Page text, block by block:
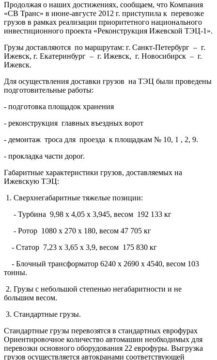
Продолжая о наших достижениях, сообщаем, что Компания
«СВ Транс» в июне-августе 2012 г. приступила к перевозке
грузов в рамках реализации приоритетного национального
инвестиционного проекта «Реконструкция Ижевской ТЭЦ-1».
Грузы доставляются по маршрутам: г. Санкт-Петербург – г.
Ижевск, г. Екатеринбург – г. Ижевск, г. Новосибирск – г.
Ижевск.
Для осуществления доставки грузов на ТЭЦ были проведены
подготовительные работы:
- подготовка площадок хранения
- реконструкция главных въездных ворот
- демонтаж троса для проезда к площадкам № 10, 1 , 2, 9.
- прокладка части дорог.
Габаритные характеристики грузов, доставляемых на
Ижевскую ТЭЦ:
1. Сверхнегабаритные тяжелые позиции:
- Турбина 9,98 х 4,05 х 3,945, весом 192 133 кг
- Ротор 1080 х 270 х 180, весом 47 705 кг
- Статор 7,23 х 3,65 х 3,9, весом 175 830 кг
- Блочный трансформатор 6240 х 2690 х 4540, весом 103
тонны.
2. Грузы с небольшой степенью негабаритности и не
большим весом.
3. Стандартные грузы.
Стандартные грузы перевозятся в стандартных еврофурах
Ориентировочное количество автомашин необходимых для
перевозки основного оборудования 22 еврофуры. Выгрузка
грузов осуществляется автокранами соответствующей